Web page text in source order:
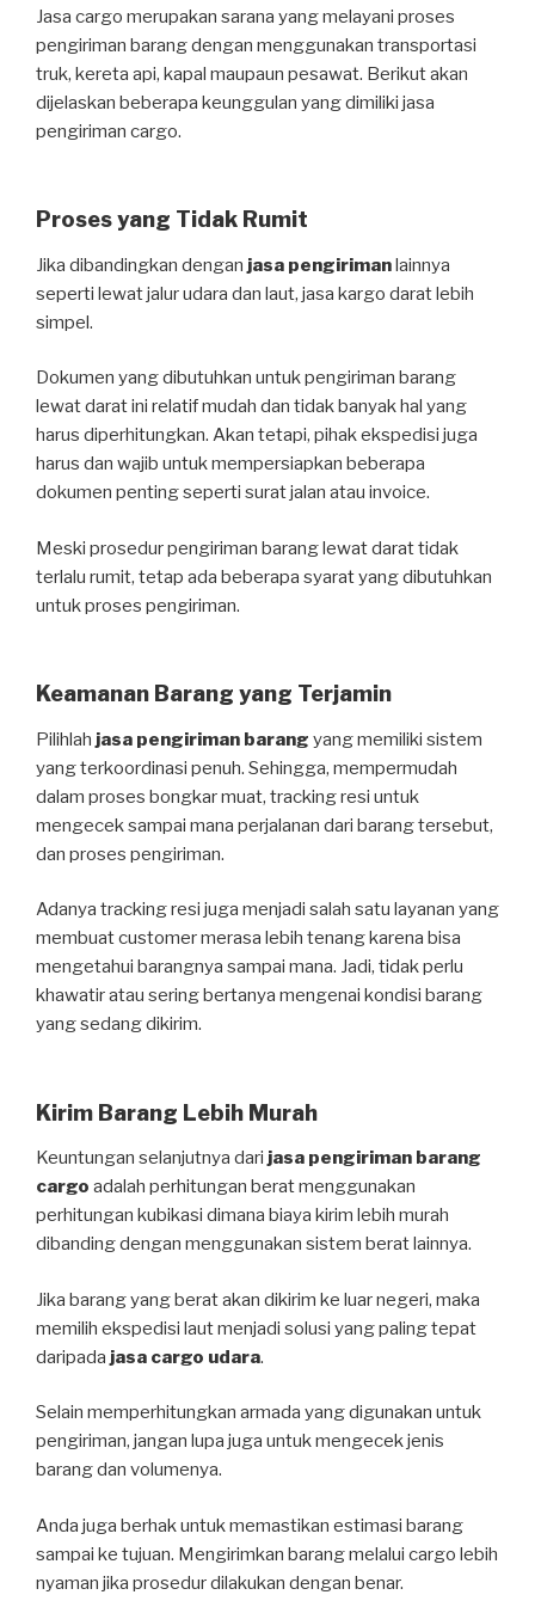
Jasa cargo merupakan sarana yang melayani proses
pengiriman barang dengan menggunakan transportasi
truk, kereta api, kapal maupaun pesawat. Berikut akan
dijelaskan beberapa keunggulan yang dimiliki jasa
pengiriman cargo.
Proses yang Tidak Rumit
Jika dibandingkan dengan jasa pengirimanlainnya
seperti lewat jalur udara dan laut, jasa kargo darat lebih
simpel.
Dokumen yang dibutuhkan untuk pengiriman barang
lewat darat ini relatif mudah dan tidak banyak hal yang
harus diperhitungkan. Akan tetapi, pihak ekspedisi juga
harus dan wajib untuk mempersiapkan beberapa
dokumen penting seperti surat jalan atau invoice.
Meski prosedur pengiriman barang lewat darat tidak
terlalu rumit, tetap ada beberapa syarat yang dibutuhkan
untuk proses pengiriman.
Keamanan Barang yang Terjamin
Pilihlah jasa pengiriman barang yang memiliki sistem
yang terkoordinasi penuh. Sehingga, mempermudah
dalam proses bongkar muat, tracking resi untuk
mengecek sampai mana perjalanan dari barang tersebut,
dan proses pengiriman.
Adanya tracking resi juga menjadi salah satu layanan yang
membuat customer merasa lebih tenang karena bisa
mengetahui barangnya sampai mana. Jadi, tidak perlu
khawatir atau sering bertanya mengenai kondisi barang
yang sedang dikirim.
Kirim Barang Lebih Murah
Keuntungan selanjutnya dari jasa pengiriman barang
cargo adalah perhitungan berat menggunakan
perhitungan kubikasi dimana biaya kirim lebih murah
dibanding dengan menggunakan sistem berat lainnya.
Jika barang yang berat akan dikirim ke luar negeri, maka
memilih ekspedisi laut menjadi solusi yang paling tepat
daripada jasa cargo udara.
Selain memperhitungkan armada yang digunakan untuk
pengiriman, jangan lupa juga untuk mengecek jenis
barang dan volumenya.
Anda juga berhak untuk memastikan estimasi barang
sampai ke tujuan. Mengirimkan barang melalui cargo lebih
nyaman jika prosedur dilakukan dengan benar.